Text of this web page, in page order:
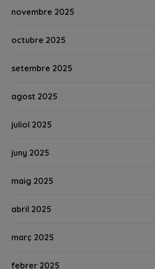
novembre 2025
octubre 2025
setembre 2025
agost 2025
juliol 2025
juny 2025
maig 2025
abril 2025
març 2025
febrer 2025